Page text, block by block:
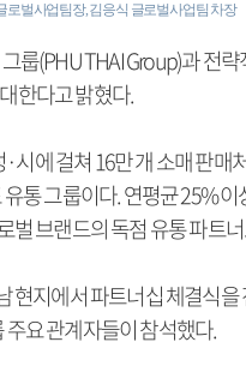
로벌사업팀장, 김응식 글로벌사업팀 차장
룹(PHU THAI Group)과 전
한다고 밝혔다.
시에 걸쳐 16만 개 소매 판매
통 그룹이다. 연평균 25%
벌 브랜드의 독점 유통 파트
현지에서 파트너십 체결식
요 관계자들이 참석했다.